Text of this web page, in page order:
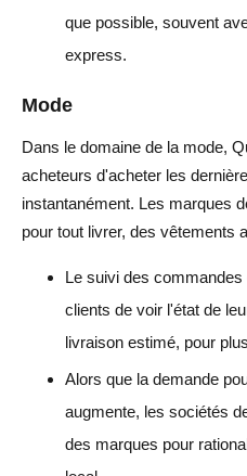
que possible, souvent
express.
Mode
Dans le domaine de la mode,
acheteurs d'acheter les
instantanément. Les marques
pour tout livrer, des vêtements
Le suivi des
clients de voir l'état de
livraison estimé, pour
Alors que la demande
augmente, les sociétés
des marques pour